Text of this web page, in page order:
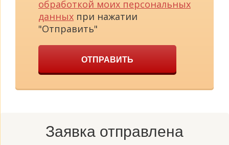
обработкой моих персональных
данных при нажатии
"Отправить"
ОТПРАВИТЬ
Заявка отправлена